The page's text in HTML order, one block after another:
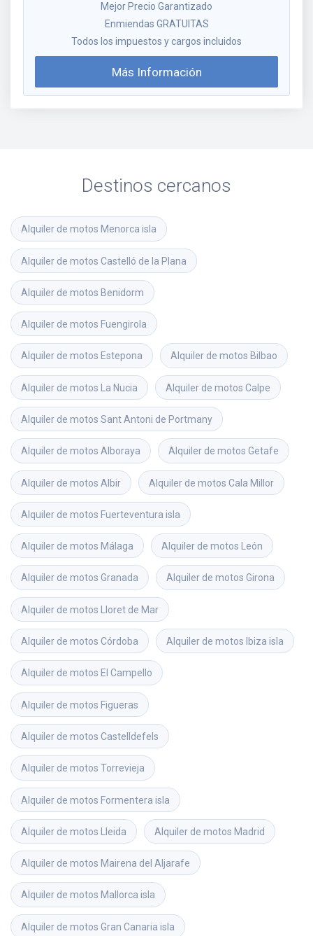
Mejor Precio Garantizado
Enmiendas GRATUITAS
Todos los impuestos y cargos incluidos
Más Información
Destinos cercanos
Alquiler de motos Menorca isla
Alquiler de motos Castelló de la Plana
Alquiler de motos Benidorm
Alquiler de motos Fuengirola
Alquiler de motos Estepona Alquiler de motos Bilbao
Alquiler de motos La Nucia Alquiler de motos Calpe
Alquiler de motos Sant Antoni de Portmany
Alquiler de motos Alboraya Alquiler de motos Getafe
Alquiler de motos Albir Alquiler de motos Cala Millor
Alquiler de motos Fuerteventura isla
Alquiler de motos Málaga Alquiler de motos León
Alquiler de motos Granada Alquiler de motos Girona
Alquiler de motos Lloret de Mar
Alquiler de motos Córdoba Alquiler de motos Ibiza isla
Alquiler de motos El Campello
Alquiler de motos Figueras
Alquiler de motos Castelldefels
Alquiler de motos Torrevieja
Alquiler de motos Formentera isla
Alquiler de motos Lleida Alquiler de motos Madrid
Alquiler de motos Mairena del Aljarafe
Alquiler de motos Mallorca isla
Alquiler de motos Gran Canaria isla